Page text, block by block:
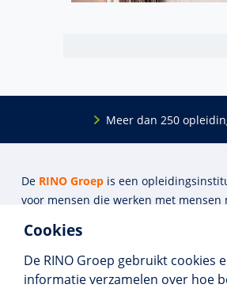
Cookies
De RINO Groep gebruikt cookies
informatie verzamelen over hoe
Meer dan 250
De RINO Groepis een
voor mensen die werken met mensen
onze top­docenten bieden we
opleidingen, cursussen en
maat.